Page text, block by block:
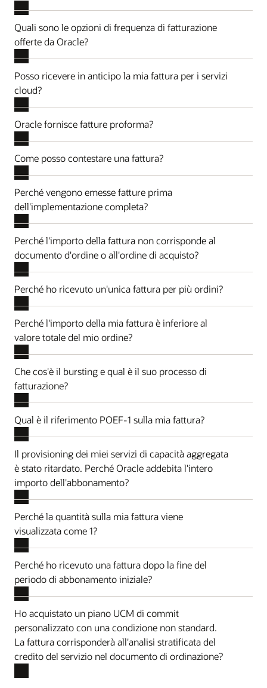
Quali sono le opzioni di frequenza di fatturazione
offerte da Oracle?
Posso ricevere in anticipo la mia fattura per i servizi
cloud?
Oracle fornisce fatture proforma?
Come posso contestare una fattura?
Perché vengono emesse fatture prima
dell'implementazione completa?
Perché l'importo della fattura non corrisponde al
documento d'ordine o all'ordine di acquisto?
Perché ho ricevuto un'unica fattura per più ordini?
Perché l'importo della mia fattura è inferiore al
valore totale del mio ordine?
Che cos'è il bursting e qual è il suo processo di
fatturazione?
Qual è il riferimento POEF-1 sulla mia fattura?
Il provisioning dei miei servizi di capacità aggregata
è stato ritardato. Perché Oracle addebita l'intero
importo dell'abbonamento?
Perché la quantità sulla mia fattura viene
visualizzata come 1?
Perché ho ricevuto una fattura dopo la fine del
periodo di abbonamento iniziale?
Ho acquistato un piano UCM di commit
personalizzato con una condizione non standard.
La fattura corrisponderà all'analisi stratificata del
credito del servizio nel documento di ordinazione?